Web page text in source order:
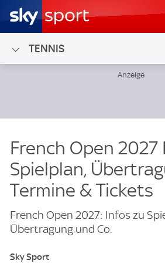
TENNIS
French Open 2027
Spielplan,
Termine & Tickets
French Open 2027: Infos zu
Übertragung und Co.
Sky Sport